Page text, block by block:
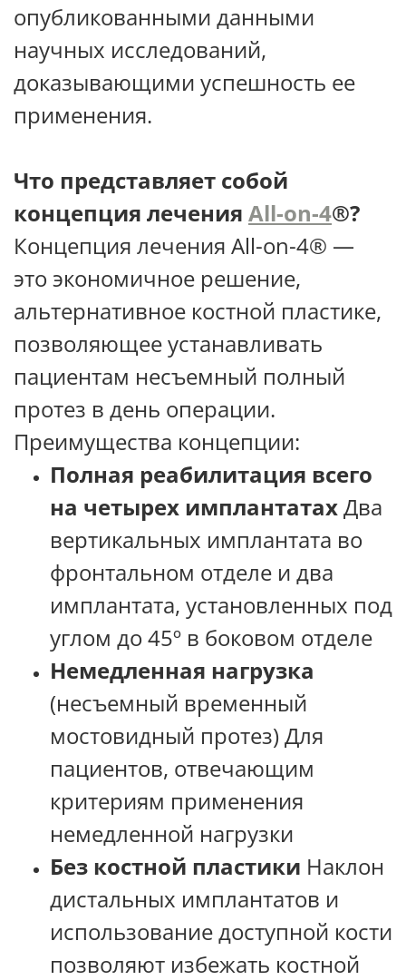
опубликованными данными
научных исследований,
доказывающими успешность ее
применения.
Что представляет собой
концепция лечения All-on-4®?
Концепция лечения All-on-4® —
это экономичное решение,
альтернативное костной пластике,
позволяющее устанавливать
пациентам несъемный полный
протез в день операции.
Преимущества концепции:
Полная реабилитация всего
на четырех имплантатахДва
вертикальных имплантата во
фронтальном отделе и два
имплантата, установленных под
углом до 45º в боковом отделе
Немедленная нагрузка
(несъемный временный
мостовидный протез) Для
пациентов, отвечающим
критериям применения
немедленной нагрузки
Без костной пластики Наклон
дистальных имплантатов и
использование доступной кости
позволяют избежать костной